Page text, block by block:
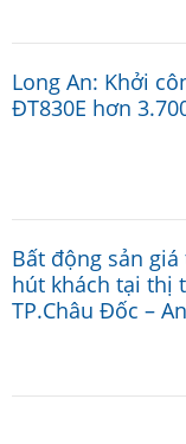
Long An: Khởi
ĐT830E hơn
Bất động sản
hút khách tại thị
TP.Châu Đốc –